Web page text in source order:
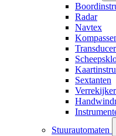
Radar
Navtex
Sextanten
Stuurautomaten